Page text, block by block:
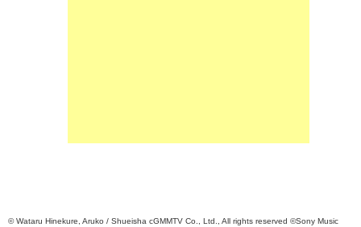
© Wataru Hinekure, Aruko / Shueisha cGMMTV Co., Ltd., All rights reserved ©Sony Music